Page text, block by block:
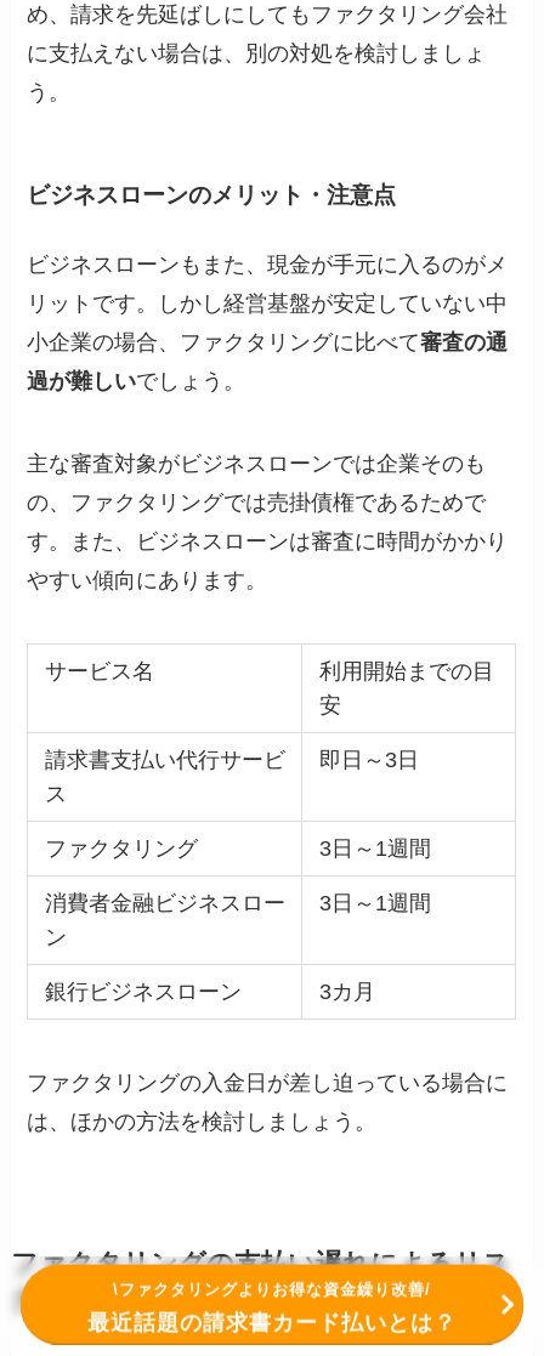
め、請求を先延ばしにしてもファクタリング会社
に支払えない場合は、別の対処を検討しましょ
う。
ビジネスローンのメリット・注意点
ビジネスローンもまた、現金が手元に入るのがメ
リットです。しかし経営基盤が安定していない中
小企業の場合、ファクタリングに比べて審査の通
過が難しいでしょう。
主な審査対象がビジネスローンでは企業そのも
の、ファクタリングでは売掛債権であるためで
す。また、ビジネスローンは審査に時間がかかり
やすい傾向にあります。
サービス名
利用開始までの目
安
請求書支払い代行サービ
ス
即日～3日
ファクタリング 3日～1週間
消費者金融ビジネスロー
ン
3日～1週間
銀行ビジネスローン 3カ月
ファクタリングの入金日が差し迫っている場合に
は、ほかの方法を検討しましょう。
ファクタリングの支払い遅れによるリス
ク
\ファクタリングよりお得な資金繰り改善/
最近話題の請求書カード払いとは？